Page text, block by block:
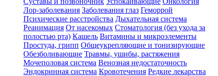
Лор-заболевания Заболевания глаз Геморрой
Психические расстройства Дыхательная система
Реанимация От насекомых Стоматология (без ухода за
полостью рта) Кашель Витамины и микроэлементы
Простуда, грипп Общеукрепляющие и тонизирующие
Обезболивающие Травмы, ушибы, растяжения
Мочеполовая система Венозная недостаточность
Эндокринная система Кровотечения Редкие лекарства